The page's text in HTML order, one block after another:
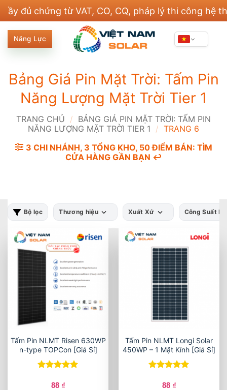
Bỏ
nội
dung
chứng từ VAT, CO, CQ, pháp lý thi công hệ thống
Năng Lực
Bảng Giá Pin Mặt Trời: Tấm Pin
Năng Lượng Mặt Trời Tier 1
TRANG CHỦ / BẢNG GIÁ PIN MẶT TRỜI: TẤM PIN
NĂNG LƯỢNG MẶT TRỜI TIER 1 / TRANG 6
3 CHI NHÁNH, 3 TỔNG KHO, 50 ĐIỂM BÁN: TÌM
CỬA HÀNG GẦN BẠN ↩️
Bộ lọc Thương hiệu Xuất Xứ Công Suất PV
Tấm Pin NLMT Risen 630WP
n-type TOPCon [Giá Sỉ]
hạng5 5
88 ₫
Tấm Pin NLMT Longi Solar
450WP – 1 Mặt Kính [Giá Sỉ]
hạng5 5
88 ₫